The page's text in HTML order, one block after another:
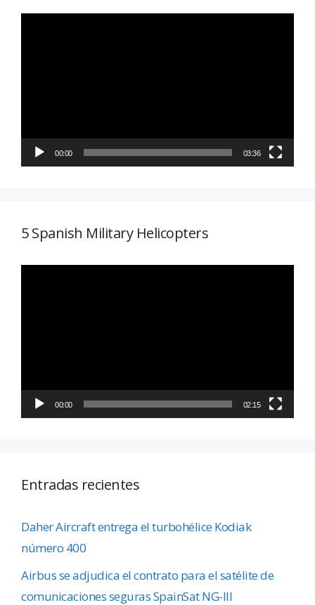
00:00 03:36
5 Spanish Military Helicopters
00:00 02:15
Entradas recientes
Daher Aircraft entrega el turbohélice Kodiak
número 400
Airbus se adjudica el contrato para el satélite de
comunicaciones seguras SpainSat NG-III